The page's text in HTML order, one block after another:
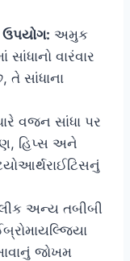
ઉપયોગ: અમુક
વારંવાર
સાંધાના
વજન સાંધા પર
હિપ્સ અને
અન્ય તબીબી
જોખમ